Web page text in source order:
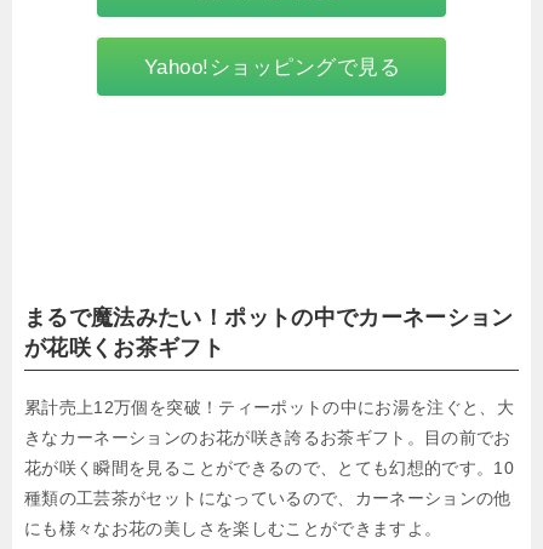
Yahoo!ショッピングで見る
まるで魔法みたい！ポットの中でカーネーション
が花咲くお茶ギフト
累計売上12万個を突破！ティーポットの中にお湯を注ぐと、大
きなカーネーションのお花が咲き誇るお茶ギフト。目の前でお
花が咲く瞬間を見ることができるので、とても幻想的です。10
種類の工芸茶がセットになっているので、カーネーションの他
にも様々なお花の美しさを楽しむことができますよ。